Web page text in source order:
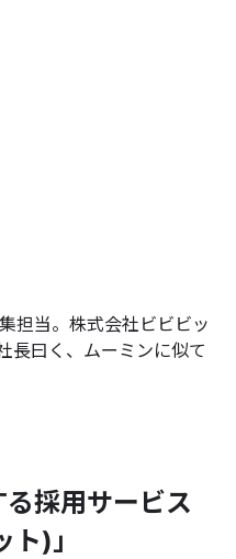
担当。株式会社ビビビッ
長曰く、ムーミンに似て
採用サービス
)」